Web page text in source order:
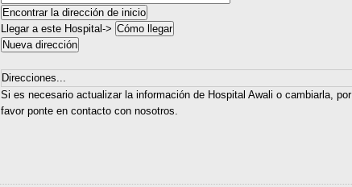
Llegar a este Hospital->
Direcciones...
Si es necesario actualizar la información de Hospital Awali o cambiarla, por
favor ponte en contacto con nosotros.